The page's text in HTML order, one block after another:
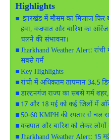
Highlights
झारखंड में मौसम का मिजाज फिर
हवा, वज्रपात और बारिश का
चलने की संभावना।
Jharkhand Weather Alert:
सबसे गर्म
Key Highlights
रांची में अधिकतम तापमान 34.5
डाल्टनगंज राज्य का सबसे गर्म शहर,
17 और 18 मई को कई जिलों में
50-60 KMPH की रफ्तार से चल
वज्रपात और बारिश को लेकर
Jharkhand Weather Alert: 15